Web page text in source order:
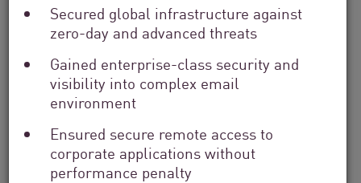
Secured global infrastructure against
zero-day and advanced threats
Gained enterprise-class security and
visibility into complex email
environment
Ensured secure remote access to
corporate applications without
performance penalty